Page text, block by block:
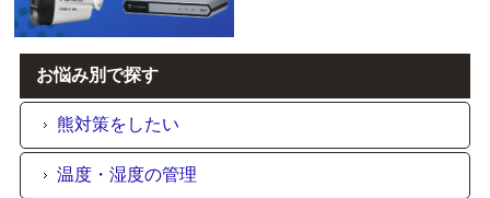
お悩み別で探す
熊対策をしたい
温度・湿度の管理